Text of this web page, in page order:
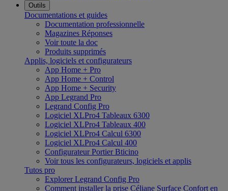
Outils
Documentations et guides
Documentation professionnelle
Magazines Réponses
Voir toute la doc
Produits supprimés
Applis, logiciels et configurateurs
App Home + Pro
App Home + Control
App Home + Security
App Legrand Pro
Legrand Config Pro
Logiciel XLPro4 Tableaux 6300
Logiciel XLPro4 Tableaux 400
Logiciel XLPro4 Calcul 6300
Logiciel XLPro4 Calcul 400
Configurateur Portier Bticino
Voir tous les configurateurs, logiciels et applis
Tutos pro
Explorer Legrand Config Pro
Comment installer la prise Céliane Surface Confort en